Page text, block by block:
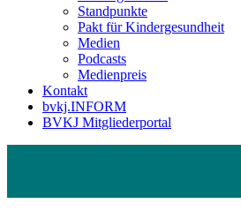
Standpunkte
Pakt für Kindergesundheit
Medien
Podcasts
Medienpreis
Kontakt
bvkj.INFORM
BVKJ Mitgliederportal